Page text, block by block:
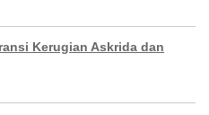
Kerugian Askrida dan